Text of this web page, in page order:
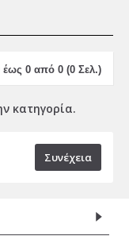
έως 0 από 0 (0 Σελ.)
κατηγορία.
Συνέχεια